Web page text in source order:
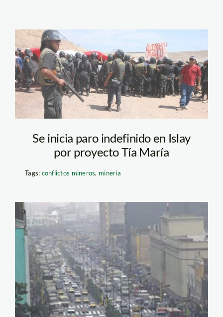
islay_tia_maria_peru21
Se inicia paro indefinido en Islay
por proyecto Tía María
Tags: conflictos mineros, minería
contaminacion_vehiculos